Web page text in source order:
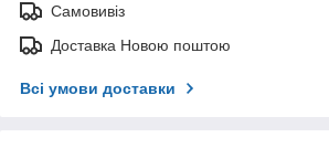
Самовивіз
Доставка Новою поштою
Всі умови доставки